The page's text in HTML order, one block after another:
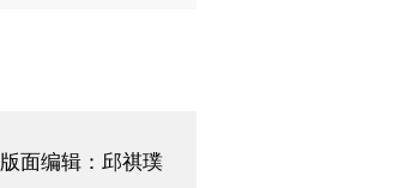
版面编辑：邱祺璞